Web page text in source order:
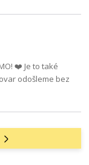
❤️ Je to také
odošleme bez